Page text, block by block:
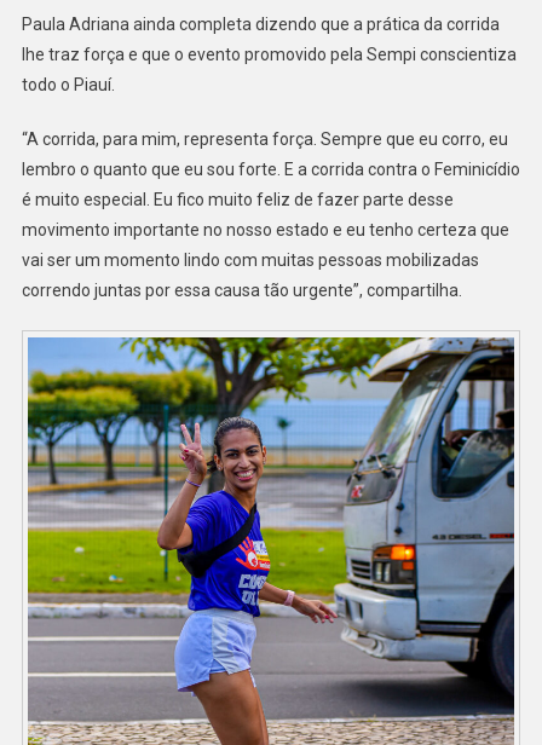
Paula Adriana ainda completa dizendo que a prática da corrida
lhe traz força e que o evento promovido pela Sempi conscientiza
todo o Piauí.
“A corrida, para mim, representa força. Sempre que eu corro, eu
lembro o quanto que eu sou forte. E a corrida contra o Feminicídio
é muito especial. Eu fico muito feliz de fazer parte desse
movimento importante no nosso estado e eu tenho certeza que
vai ser um momento lindo com muitas pessoas mobilizadas
correndo juntas por essa causa tão urgente”, compartilha.